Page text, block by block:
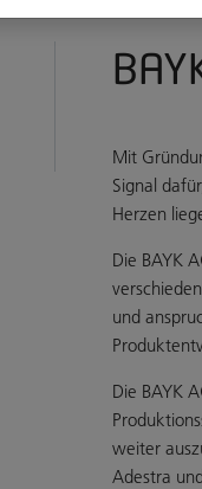
Mit
Signal
Herzen
Die BAYK
und
Die BAYK
weiter
Adestra